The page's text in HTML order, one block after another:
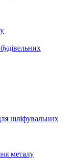
шліфувальних
металу